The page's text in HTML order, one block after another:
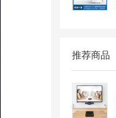
推荐商品